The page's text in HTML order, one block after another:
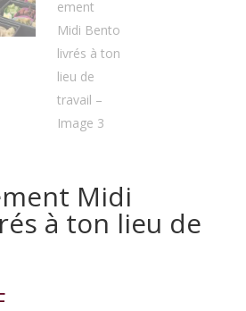
Midi
à ton lieu de